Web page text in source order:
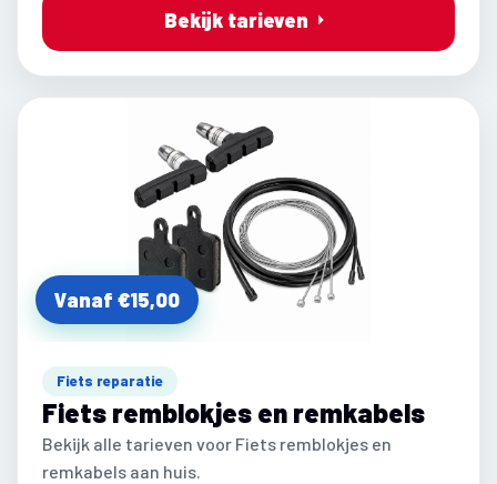
Bekijk tarieven
Vanaf €15,00
Fiets reparatie
Fiets remblokjes en remkabels
Bekijk alle tarieven voor Fiets remblokjes en
remkabels aan huis.